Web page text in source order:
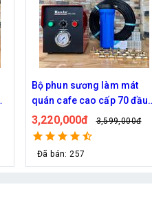
Bộ phun sương 50 đầu phun
- Bơm Hawin HP 2106 lọc
rác 50M dây
2,700,000đ 2,999,000đ